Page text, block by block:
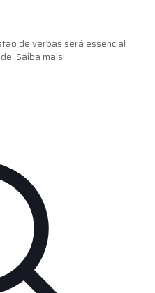
de verbas será essencial
Saiba mais!